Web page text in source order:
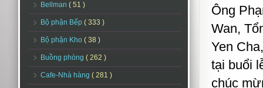
Bellman ( 51 )
Bộ phận Bếp ( 333 )
Bộ phận Kho ( 38 )
Buồng phòng ( 262 )
Cafe-Nhà hàng ( 281 )
Ông
Wan,
Yen
tại buổi
chúc